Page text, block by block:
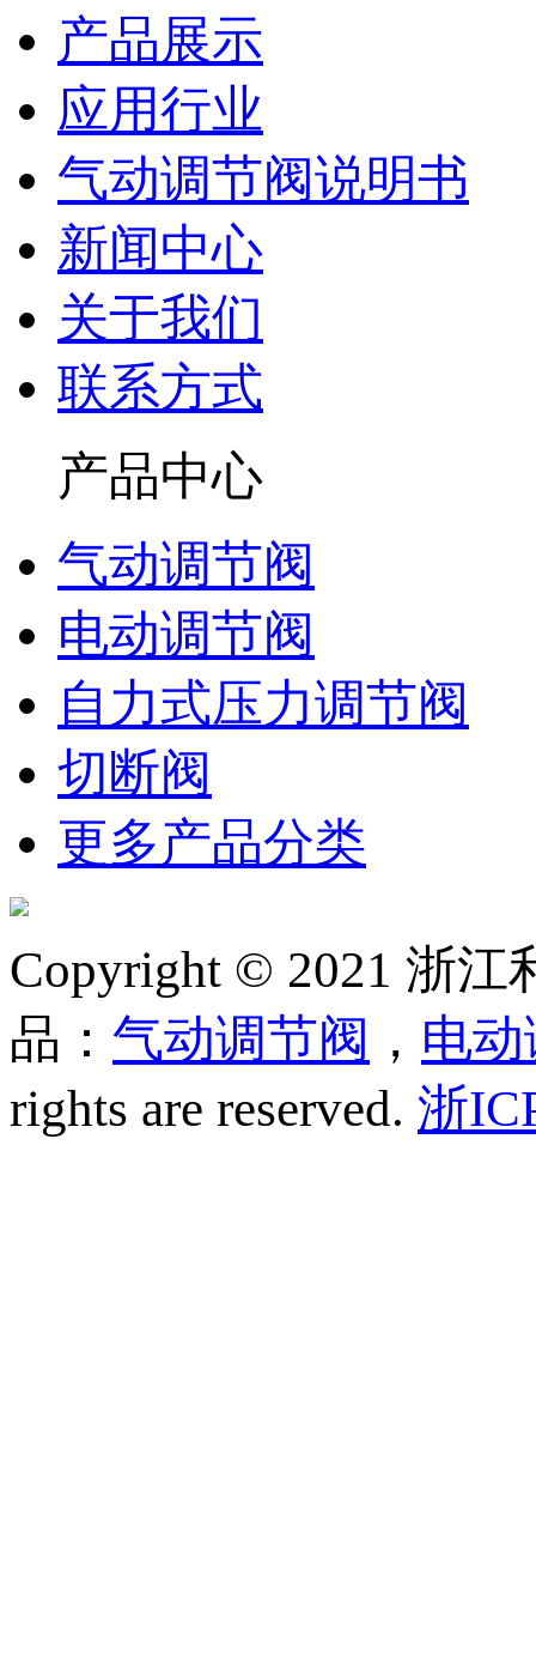
产品展示
应用行业
气动调节阀说明书
新闻中心
关于我们
联系方式
产品中心
气动调节阀
电动调节阀
自力式压力调节阀
切断阀
更多产品分类
Copyright © 2021 浙
品： 气动调节阀 ， 电
rights are reserved. 浙